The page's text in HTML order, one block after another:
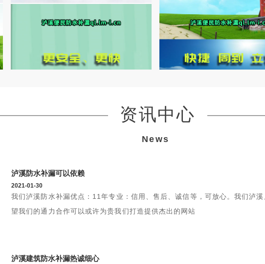
资讯中心
News
泸溪防水补漏可以依赖
2021-01-30
我们泸溪防水补漏优点：11年专业：信用、售后、诚信等，可放心。我们泸
望我们的通力合作可以或许为贵我们打造提供杰出的网站
泸溪建筑防水补漏热诚细心